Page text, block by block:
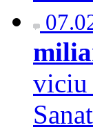
viciu